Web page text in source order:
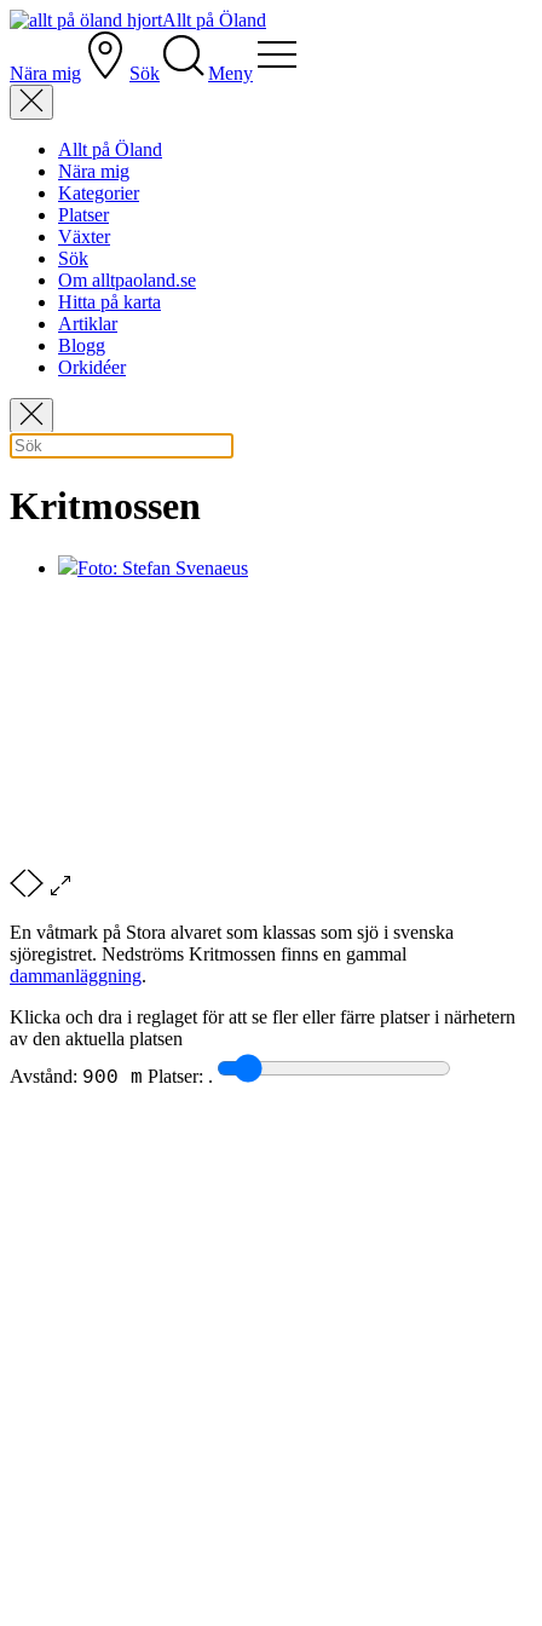
Allt på Öland
Nära mig Sök Meny
Allt på Öland
Nära mig
Kategorier
Platser
Växter
Sök
Om alltpaoland.se
Hitta på karta
Artiklar
Blogg
Orkidéer
Kritmossen
Foto: Stefan Svenaeus
En våtmark på Stora alvaret som klassas som sjö i svenska
sjöregistret. Nedströms Kritmossen finns en gammal
dammanläggning.
Klicka och dra i reglaget för att se fler eller färre platser i närhetern
av den aktuella platsen
Avstånd: 900 m Platser: .